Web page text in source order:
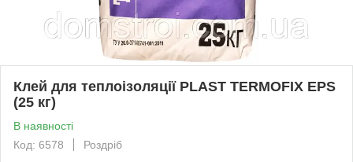
Клей для теплоізоляції PLAST TERMOFIX EPS
(25 кг)
В наявності
Код: 6578
Роздріб